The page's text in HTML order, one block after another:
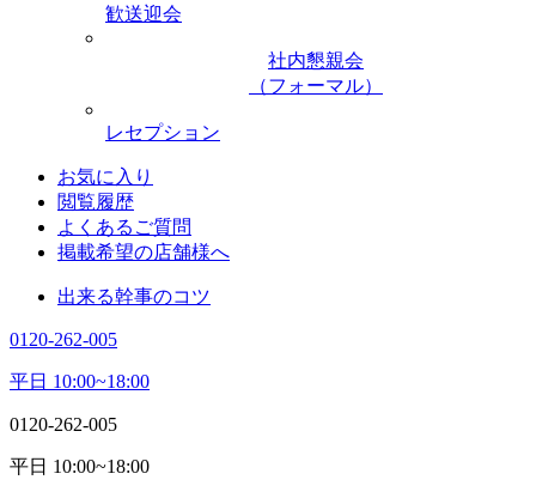
歓送迎会
社内懇親会
（フォーマル）
レセプション
お気に入り
閲覧履歴
よくあるご質問
掲載希望の店舗様へ
出来る幹事のコツ
0120-262-005
平日 10:00~18:00
0120-262-005
平日 10:00~18:00